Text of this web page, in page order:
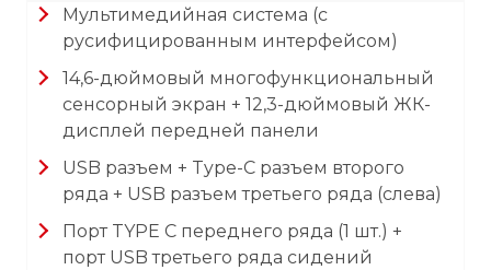
Мультимедийная система (с
русифицированным интерфейсом)
14,6-дюймовый многофункциональный
сенсорный экран + 12,3-дюймовый ЖК-
дисплей передней панели
USB разъем + Type-C разъем второго
ряда + USB разъем третьего ряда (слева)
Порт TYPE C переднего ряда (1 шт.) +
порт USB третьего ряда сидений